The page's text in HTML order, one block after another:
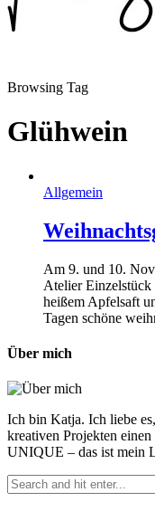
Browsing Tag
Glühwein
Allgemein
Am 9. und 10.
Atelier
heißem Apfelsaft
Tagen schöne
Über mich
Ich bin Katja. Ich liebe
kreativen Projekten
UNIQUE – das ist mein